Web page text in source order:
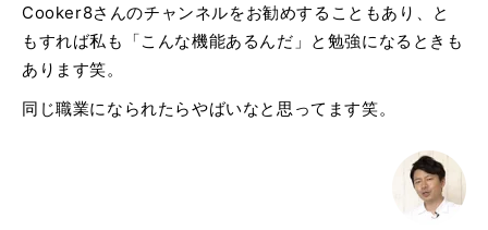
Cooker8さんのチャンネルをお勧めすることもあり、と
もすれば私も「こんな機能あるんだ」と勉強になるときも
あります笑。
同じ職業になられたらやばいなと思ってます笑。